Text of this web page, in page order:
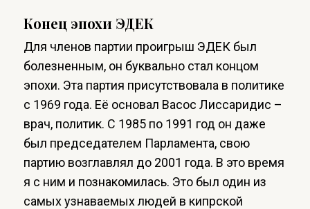
Конец эпохи ЭДЕК
Для членов партии проигрыш ЭДЕК был
болезненным, он буквально стал концом
эпохи. Эта партия присутствовала в политике
с 1969 года. Её основал Васос Лиссаридис –
врач, политик. С 1985 по 1991 год он даже
был председателем Парламента, свою
партию возглавлял до 2001 года. В это время
я с ним и познакомилась. Это был один из
самых узнаваемых людей в кипрской